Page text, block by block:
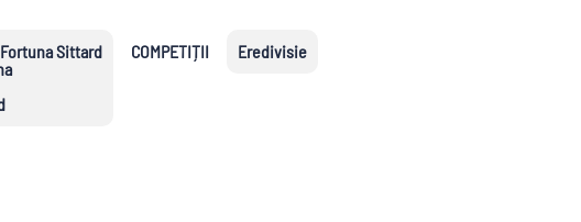
Fortuna Sittard COMPETIȚII Eredivisie